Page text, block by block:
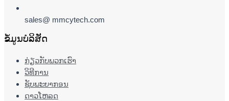
sales@ mmcytech.com
ຂໍ້ມູນບໍລິສັດ
ກ່ຽວກັບພວກເຮົາ
ວິທີການ
ຊັບພະຍາກອນ
ດາວໂຫລດ